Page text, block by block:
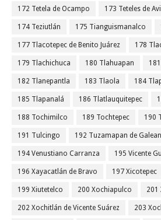
172 Tetela de Ocampo 173 Teteles de
174 Teziutlán 175 Tianguismanalco
177 Tlacotepec de Benito Juárez 178
179 Tlachichuca 180 Tlahuapan
182 Tlanepantla 183 Tlaola 184
185 Tlapanalá 186 Tlatlauquitepec
188 Tochimilco 189 Tochtepec 190
191 Tulcingo 192 Tuzamapan de
194 Venustiano Carranza 195 Vicente
196 Xayacatlán de Bravo 197 Xicotepec
199 Xiutetelco 200 Xochiapulco 201
202 Xochitlán de Vicente Suárez 203